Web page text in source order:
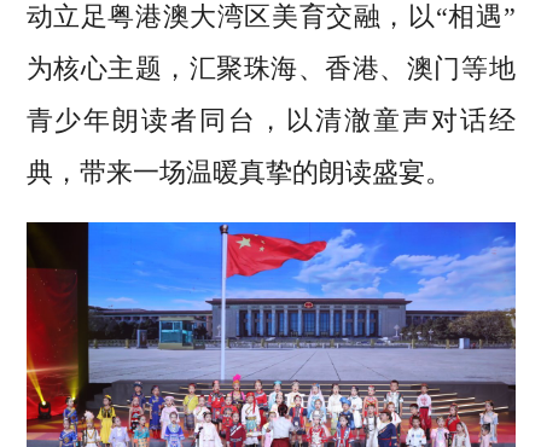
动立足粤港澳大湾区美育交融，以“相遇”
为核心主题，汇聚珠海、香港、澳门等地
青少年朗读者同台，以清澈童声对话经
典，带来一场温暖真挚的朗读盛宴。